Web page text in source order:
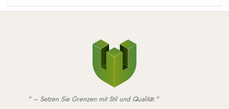
" – Setzen Sie Grenzen mit Stil und Qualität."